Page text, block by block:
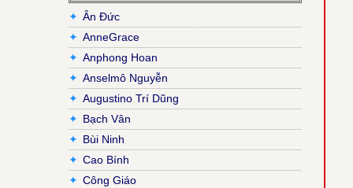
✦ Ân Đức
✦ AnneGrace
✦ Anphong Hoan
✦ Anselmô Nguyễn
✦ Augustino Trí Dũng
✦ Bạch Vân
✦ Bùi Ninh
✦ Cao Bính
✦ Công Giáo